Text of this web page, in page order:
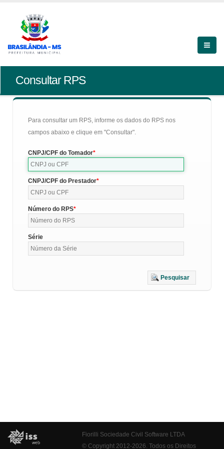
Consultar RPS
Para consultar um RPS, informe os dados do RPS nos
campos abaixo e clique em "Consultar".
CNPJ/CPF do Tomador
CNPJ/CPF do Prestador
Número do RPS
Série
Pesquisar
Fiorilli Sociedade Civil Software LTDA
© Copyright 2012-2026. Todos os Direitos